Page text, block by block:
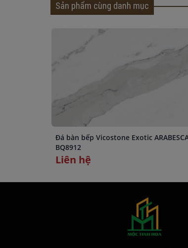
Sản phẩm cùng danh mục
Đá bàn bếp Vicostone Exotic
BQ8912
Liên hệ